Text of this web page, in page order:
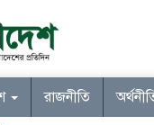
রাজনীতি